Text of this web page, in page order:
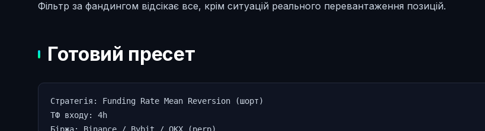
Фільтр за фандингом відсікає все, крім ситуацій реального перевантаження позицій.
Готовий пресет
Стратегія: Funding Rate Mean Reversion (шорт)
ТФ входу: 4h